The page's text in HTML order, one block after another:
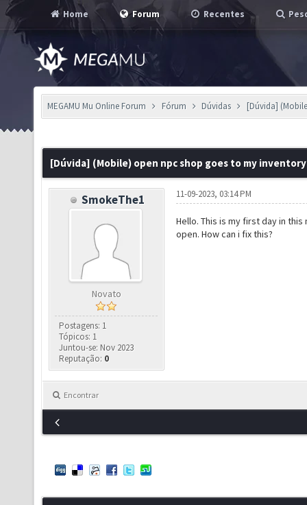
Home Forum Recentes
MEGAMU Mu Online Forum Fórum Dúvidas [Dúvida]
[Dúvida] (Mobile) open npc shop goes to my inventory
SmokeThe1
Novato
Postagens: 1
Tópicos: 1
Juntou-se: Nov 2023
Reputação: 0
11-09-2023, 03:14 PM
Hello. This is my first day in
open. How can i fix this?
Encontrar